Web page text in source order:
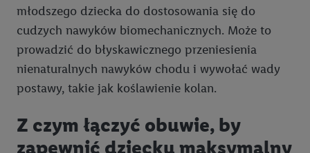
młodszego dziecka do dostosowania się do
cudzych nawyków biomechanicznych. Może to
prowadzić do błyskawicznego przeniesienia
nienaturalnych nawyków chodu i wywołać wady
postawy, takie jak koślawienie kolan.
Z czym łączyć obuwie, by
zapewnić dziecku maksymalny